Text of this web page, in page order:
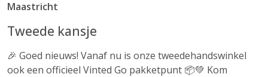
Maastricht
Tweede kansje
🎉 Goed nieuws! Vanaf nu is onze tweedehandswinkel
ook een officieel Vinted Go pakketpunt 📦💚 Kom